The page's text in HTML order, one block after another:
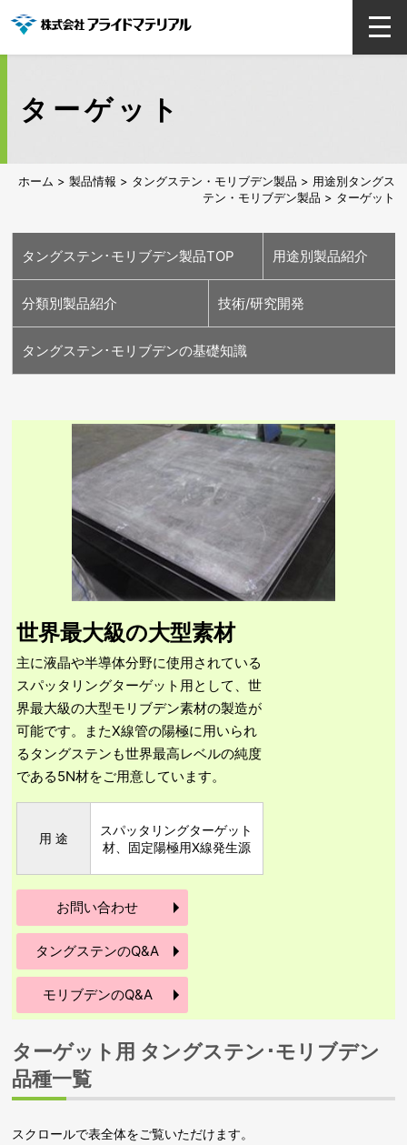
ホーム > 製品情報 > タングステン・モリブデン製品 > 用途別タングス
テン・モリブデン製品 > ターゲット
ターゲット
タングステン･モリブデン製品TOP 用途別製品紹介
半導体用
医療用
エネルギー･脱炭
車載用
ランプ(照明)用
高温炉部材用
ガラス用
溶接･切断･工具用
分類別製品紹介
タングステン素材
モリブデン素材
各種加工品
技術/研究開発
高効率リサイクル技術
耐熱衝撃タングステン
当社独自のモリブデン
タングステン･モリブデンの基礎知識
タングステンの特長
モリブデンの特長
製造工程
タングステンのQ&A
モリブデンのQ&A
世界最大級の大型素材
主に液晶や半導体分野に使用されている
スパッタリングターゲット用として、世
界最大級の大型モリブデン素材の製造が
可能です。またX線管の陽極に用いられ
るタングステンも世界最高レベルの純度
である5N材をご用意しています。
用 途
スパッタリングターゲット
材、固定陽極用X線発生源
お問い合わせ
タングステンのQ&A
モリブデンのQ&A
ターゲット用 タングステン･モリブデン
品種一覧
スクロールで表全体をご覧いただけます。